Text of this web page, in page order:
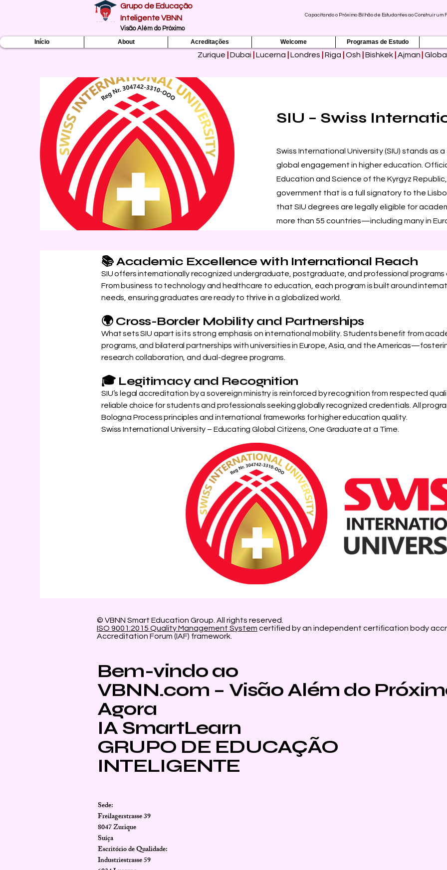
Grupo de Educação
Inteligente VBNN
Visão Além do Próximo
Capacitando o Próximo Bilhão de Estudantes ao Construir um
Início About Acreditações Welcome Programas de Estudo
Zurique Dubai Lucerna Londres Riga Osh Bishkek Ajman |
SIU – Swiss
Swiss International University (SIU) stands as
global engagement in higher education.
Education and Science of the Kyrgyz
government that is a full signatory to the
that SIU degrees are legally eligible for
more than 55 countries—including many in
📚 Academic Excellence with International Reach
SIU offers internationally recognized undergraduate, postgraduate, and professional programs
From business to technology and healthcare to education, each program is built around
needs, ensuring graduates are ready to thrive in a globalized world.
🌍 Cross-Border Mobility and Partnerships
What sets SIU apart is its strong emphasis on international mobility. Students benefit from
programs, and bilateral partnerships with universities in Europe, Asia, and the
research collaboration, and dual-degree programs.
🎓 Legitimacy and Recognition
SIU’s legal accreditation by a sovereign ministry is reinforced by recognition from respected
reliable choice for students and professionals seeking globally recognized credentials. All
Bologna Process principles and international frameworks for higher education quality.
Swiss International University – Educating Global Citizens, One Graduate at a Time.
© VBNN Smart Education Group. All rights reserved.
ISO 9001:2015 Quality Management System certified by an independent certification body
Accreditation Forum (IAF) framework.
Bem-vindo ao
VBNN.com – Visão Além do
Agora
IA SmartLearn
GRUPO DE EDUCAÇÃO
INTELIGENTE
Sede:
Freilagerstrasse 39
8047 Zurique
Suíça
Escritório de Qualidade:
Industriestrasse 59